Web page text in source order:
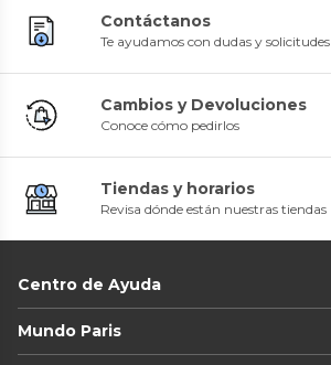
Contáctanos
Te ayudamos con dudas y solicitudes
Cambios y Devoluciones
Conoce cómo pedirlos
Tiendas y horarios
Revisa dónde están nuestras tiendas
Centro de Ayuda
Mundo Paris